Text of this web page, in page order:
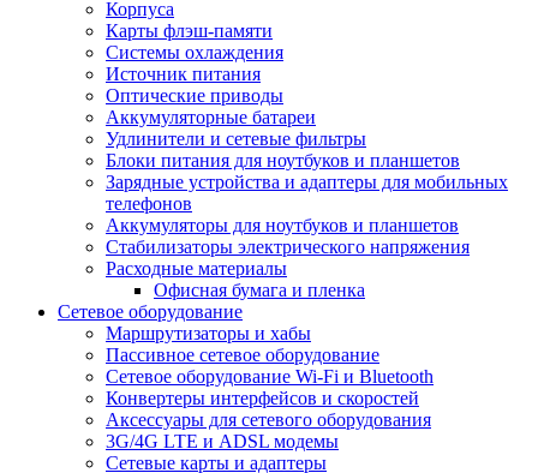
Корпуса
Карты флэш-памяти
Системы охлаждения
Источник питания
Оптические приводы
Аккумуляторные батареи
Удлинители и сетевые фильтры
Блоки питания для ноутбуков и планшетов
Зарядные устройства и адаптеры для мобильных
телефонов
Аккумуляторы для ноутбуков и планшетов
Стабилизаторы электрического напряжения
Расходные материалы
Офисная бумага и пленка
Сетевое оборудование
Маршрутизаторы и хабы
Пассивное сетевое оборудование
Сетевое оборудование Wi-Fi и Bluetooth
Конвертеры интерфейсов и скоростей
Аксессуары для сетевого оборудования
3G/4G LTE и ADSL модемы
Сетевые карты и адаптеры